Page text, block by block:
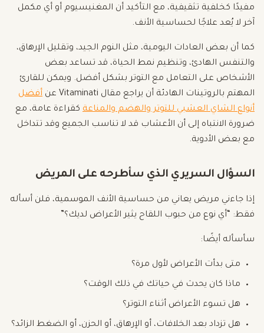
مفيدًا كخلفية تثقيفية، مع التأكيد أن المغنيسيوم أو أي مكمل
آخر لا يُعد علاجًا لحساسية الأنف.
كما أن بعض العادات اليومية، مثل النوم الجيد، وتقليل الإرهاق،
والتنفس الهادئ، وتنظيم نمط الحياة، قد تساعد بعض
الأشخاص على التعامل مع التوتر بشكل أفضل. ويمكن للقارئ
المهتم بالروتينات الهادئة أن يراجع مقال Vitaminati عن
أفضل
أنواع الشاي العشبي للتوتر والهضم والمناعة كقراءة عامة، مع
ضرورة الانتباه إلى أن الأعشاب قد لا تناسب الجميع وقد تتداخل
مع بعض الأدوية.
السؤال السريري الذي سأطرحه على المريض
إذا جاءني مريض يعاني من حساسية الأنف الموسمية، فلن أسأله
فقط: “أي نوع من حبوب اللقاح يثير الأعراض لديك؟”
سأسأله أيضًا:
متى بدأت الأعراض لأول مرة؟
ماذا كان يحدث في حياتك في ذلك الوقت؟
هل تسوء الأعراض أثناء التوتر؟
هل تزداد بعد الخلافات، أو الإرهاق، أو الحزن، أو الضغط الزائد؟